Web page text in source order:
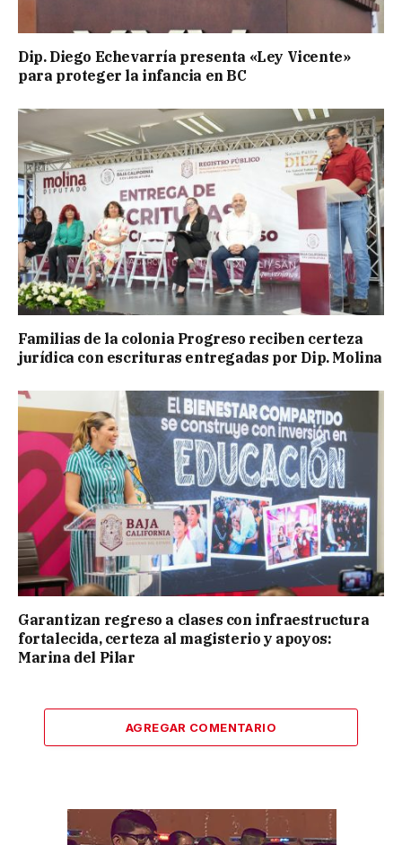
Dip. Diego Echevarría presenta «Ley Vicente»
para proteger la infancia en BC
Familias de la colonia Progreso reciben certeza
jurídica con escrituras entregadas por Dip. Molina
Garantizan regreso a clases con infraestructura
fortalecida, certeza al magisterio y apoyos:
Marina del Pilar
AGREGAR COMENTARIO